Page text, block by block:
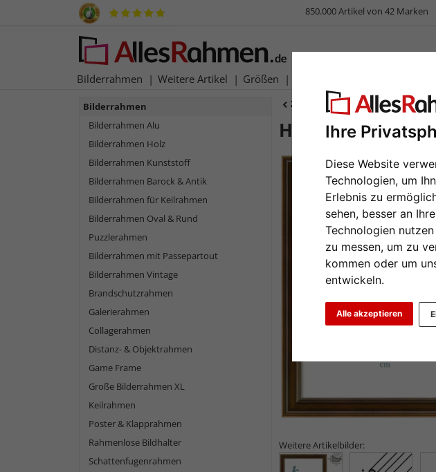
Ihre
Diese Website
Technologien, um
Erlebnis zu
sehen, besser an
Technologien
zu messen, um zu
kommen oder um
entwickeln.
Alle akzeptieren
850.000 Artikel von 42 Marken
Bilderrahmen Weitere Artikel Größen
Zurück |Bilderrahmen-Shop
Holzrahmen
Weitere Artikelbilder:
Bilderrahmen
Bilderrahmen Alu
Bilderrahmen Holz
Bilderrahmen Kunststoff
Bilderrahmen Barock & Antik
Bilderrahmen für Keilrahmen
Bilderrahmen Oval & Rund
Puzzlerahmen
Bilderrahmen mit Passepartout
Bilderrahmen Vintage
Brandschutzrahmen
Galerierahmen
Collagerahmen
Distanz- & Objektrahmen
Game Frame
Große Bilderrahmen XL
Keilrahmen
Poster & Klapprahmen
Rahmenlose Bildhalter
Schattenfugenrahmen